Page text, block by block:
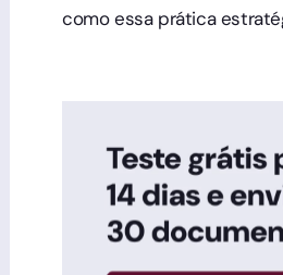
como essa prática